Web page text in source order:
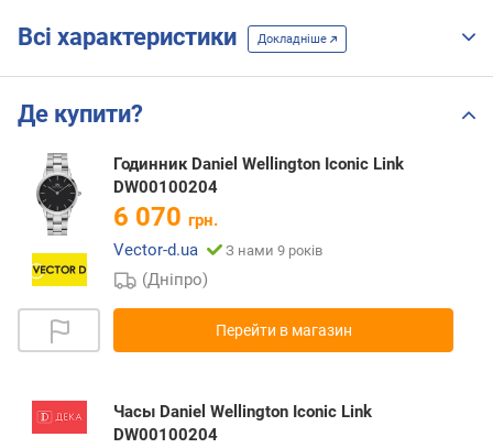
Всі характеристики Докладніше
Де купити?
Годинник Daniel Wellington Iconic Link
DW00100204
6 070 грн.
Vector-d.ua
З нами 9 років
(Дніпро)
Перейти в магазин
Часы Daniel Wellington Iconic Link
DW00100204